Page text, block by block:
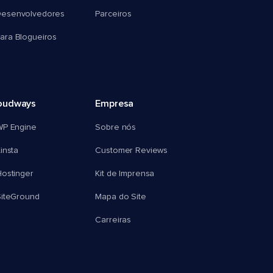
Blogueiros
Parceiros
Engine
Empresa
Sobre nós
Customer Reviews
Kit de Imprensa
Mapa do Site
Carreiras